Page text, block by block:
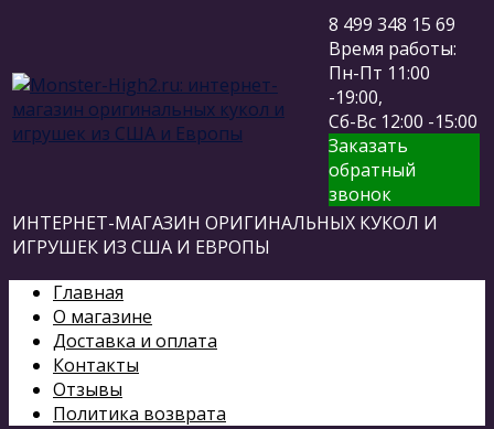
8 499 348 15 69
Время работы:
Пн-Пт 11:00
-19:00,
Сб-Вс 12:00 -15:00
Заказать
обратный
звонок
ИНТЕРНЕТ-МАГАЗИН ОРИГИНАЛЬНЫХ КУКОЛ И
ИГРУШЕК ИЗ США И ЕВРОПЫ
Главная
О магазине
Доставка и оплата
Контакты
Отзывы
Политика возврата